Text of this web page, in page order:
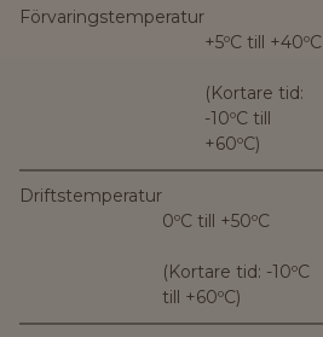
Förvaringstemperatur
+5ºC till +40ºC
(Kortare tid:
-10ºC till
+60ºC)
Driftstemperatur
0ºC till +50ºC
(Kortare tid: -10ºC
till +60ºC)